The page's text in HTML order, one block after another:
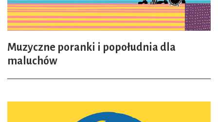
Muzyczne poranki i popołudnia dla
maluchów